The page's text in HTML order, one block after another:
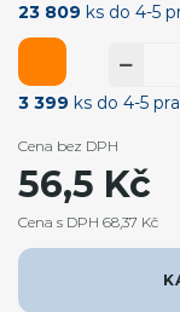
23 809 ks do 4-5
3 399 ks do 4-5
Cena bez DPH
56,5 Kč
Cena s DPH 68,37 Kč